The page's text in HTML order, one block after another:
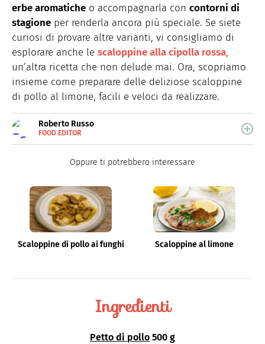
erbe aromatiche o accompagnarla con contorni di
stagione per renderla ancora più speciale. Se siete
curiosi di provare altre varianti, vi consigliamo di
esplorare anche le scaloppine alla cipolla rossa,
un’altra ricetta che non delude mai. Ora, scopriamo
insieme come preparare delle deliziose scaloppine
di pollo al limone, facili e veloci da realizzare.
Roberto Russo
FOOD EDITOR
Roberto Russo unisce la passione per libri e cucina. Ha
Oppure ti potrebbero interessare
Scaloppine di pollo ai funghi Scaloppine al limone
Ingredienti
Petto di pollo 500 g